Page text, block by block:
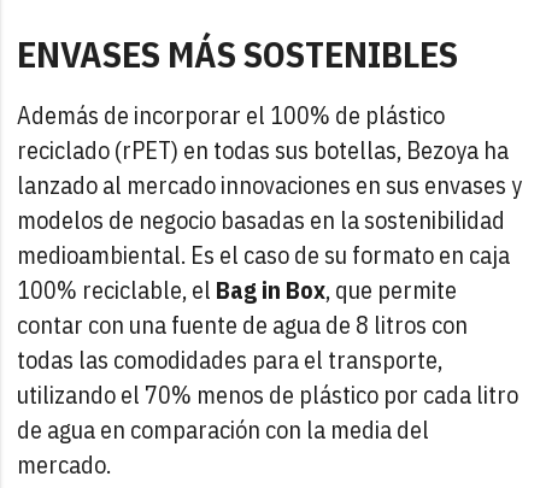
ENVASES MÁS SOSTENIBLES
Además de incorporar el 100% de plástico
reciclado (rPET) en todas sus botellas, Bezoya ha
lanzado al mercado innovaciones en sus envases y
modelos de negocio basadas en la sostenibilidad
medioambiental. Es el caso de su formato en caja
100% reciclable, el Bag in Box, que permite
contar con una fuente de agua de 8 litros con
todas las comodidades para el transporte,
utilizando el 70% menos de plástico por cada litro
de agua en comparación con la media del
mercado.